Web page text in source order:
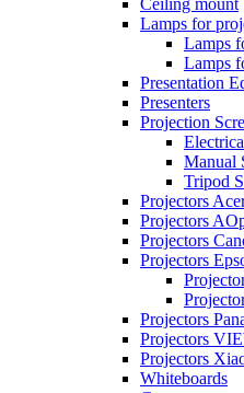
Ceiling mount
Lamps for
Lamps
Lamps
Presentation
Presenters
Projection
Manual
Tripod
Projectors
Projectors
Projectors
Projectors
Projectors
Projectors
Projectors
Whiteboards